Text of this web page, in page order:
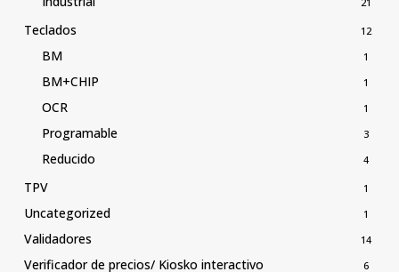
Teclados 12
BM 1
BM+CHIP 1
OCR 1
Programable 3
Reducido 4
TPV 1
Uncategorized 1
Validadores 14
Verificador de precios/ Kiosko interactivo 6